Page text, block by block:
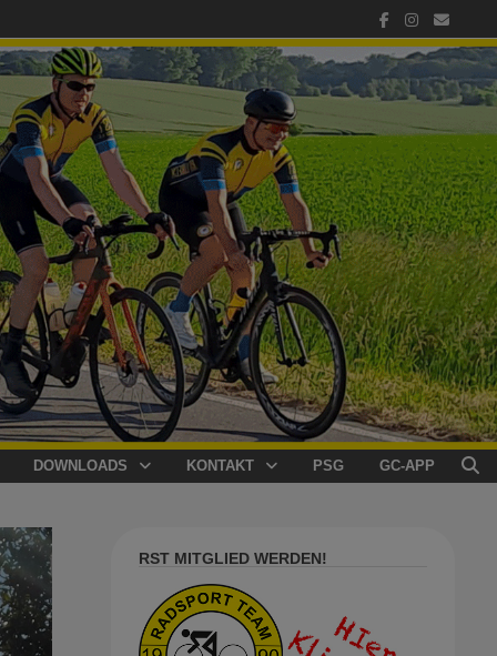
DOWNLOADS KONTAKT PSG GC-APP
RST MITGLIED WERDEN!